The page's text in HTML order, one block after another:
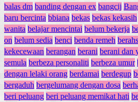
balas dm banding dengan ex bangcij
baru bercinta bbiana bekas bekas kekasih
wanita belajar mencintai belum bekerja
on belum sedia benci benda remeh
kekecewaan berangan berani berani dan
semula berbeza personaliti berbeza umur
dengan lelaki orang berdamai berdegup
bergaduh bergelumang dengan dosa
beri peluang beri peluang memikat hati